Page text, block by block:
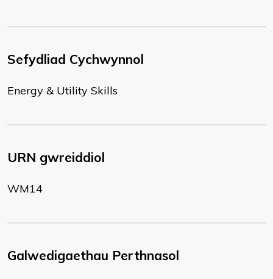
Sefydliad Cychwynnol
Energy & Utility Skills
URN gwreiddiol
WM14
Galwedigaethau Perthnasol